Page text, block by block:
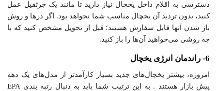
دسترسی به اقلام داخل یخچال نیاز دارید تا مانند یک جرثقیل عمل
کنید، بدون تردید آن یخچال مناسب شما نخواهد بود. اگر درها و روش
باز شدن آنها قابل سفارش هستند؛ قبل از تحویل مشخص کنید که با
چه روشی می‌خواهید آن‌ها را باز کنید.
6- راندمان انرژی یخچال
امروزه، بیشتر یخچال‌های جدید بسیار کارآمد‌تر از مدل‌های یک دهه
پیش بازار هستند . به این ترتیب شما باید به دنبال رتبه بندی EPA